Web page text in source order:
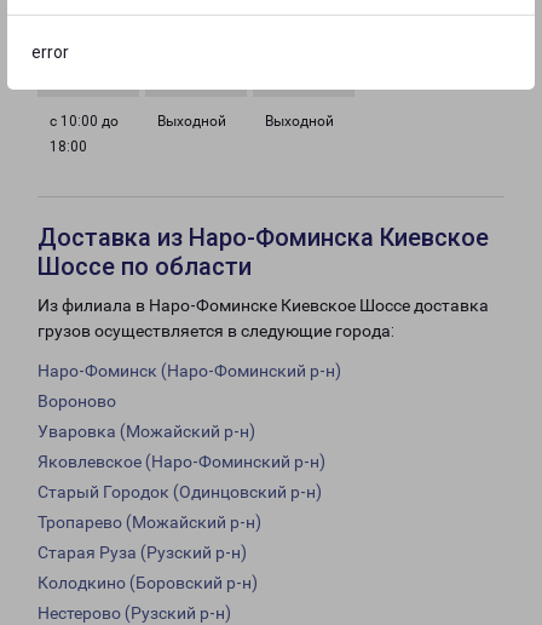
error
с 10:00 до
с 10:00 до
с 10:00 до
с 10:00 до
с 10:00 до
18:00
Выходной Выходной
Доставка из Наро-Фоминска Киевское
Шоссе по области
Из филиала в Наро-Фоминске Киевское Шоссе доставка
грузов осуществляется в следующие города:
Наро-Фоминск (Наро-Фоминский р-н)
Вороново
Уваровка (Можайский р-н)
Яковлевское (Наро-Фоминский р-н)
Старый Городок (Одинцовский р-н)
Тропарево (Можайский р-н)
Старая Руза (Рузский р-н)
Колодкино (Боровский р-н)
Нестерово (Рузский р-н)